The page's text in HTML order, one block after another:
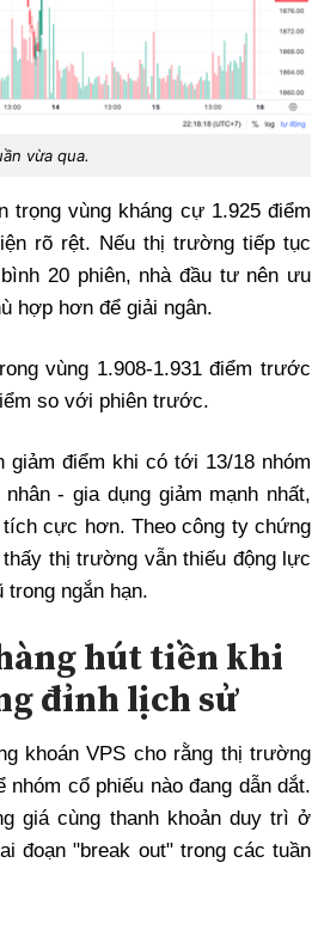
vừa qua.
trọng vùng kháng cự 1.925 điểm
rõ rệt. Nếu thị trường tiếp tục
20 phiên, nhà đầu tư nên ưu
hợp hơn để giải ngân.
vùng 1.908-1.931 điểm trước
so với phiên trước.
giảm điểm khi có tới 13/18 nhóm
- gia dụng giảm mạnh nhất,
cực hơn. Theo công ty chứng
thị trường vẫn thiếu động lực
trong ngắn hạn.
hút tiền khi
đỉnh lịch sử
khoán VPS cho rằng thị trường
cổ phiếu nào đang dẫn dắt.
giá cùng thanh khoản duy trì ở
đoạn "break out" trong các tuần